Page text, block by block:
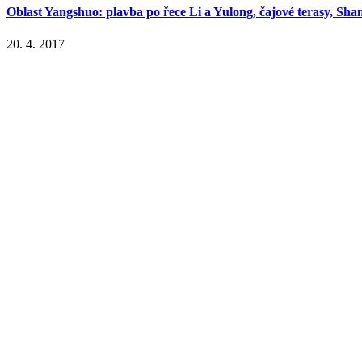
Oblast Yangshuo: plavba po řece Li a Yulong, čajové terasy,
20. 4. 2017